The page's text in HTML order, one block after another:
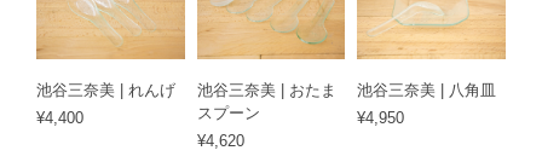
池谷三奈美 | れんげ
¥4,400
池谷三奈美 | おたま
スプーン
¥4,620
池谷三奈美 | 八角皿
¥4,950